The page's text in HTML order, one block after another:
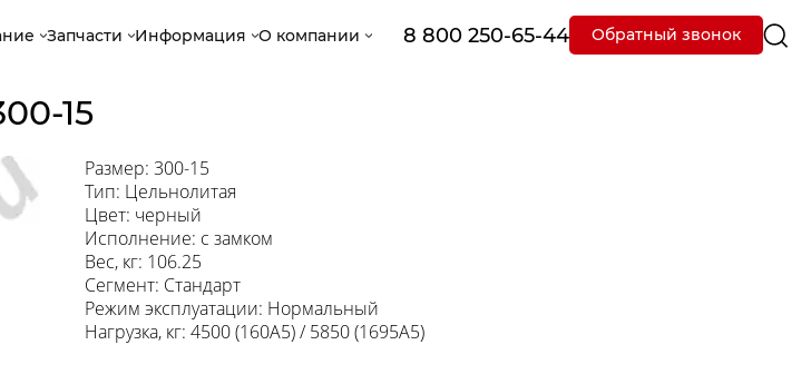
Запчасти Информация О компании 8 800 250-65-44 Обратный звонок
15
Размер: 300-15
Тип: Цельнолитая
Цвет: черный
Исполнение: с замком
Вес, кг: 106.25
Сегмент: Стандарт
Режим эксплуатации: Нормальный
Нагрузка, кг: 4500 (160A5) / 5850 (1695A5)